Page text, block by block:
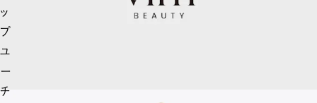
ッ
プ
ユ
ー
チ